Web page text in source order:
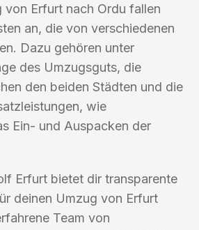
von Erfurt nach Ordu fallen
an, die von verschiedenen
Dazu gehören unter
des Umzugsguts, die
den beiden Städten und die
wie
Ein- und Auspacken der
Erfurt bietet dir transparente
deinen Umzug von Erfurt
Team von